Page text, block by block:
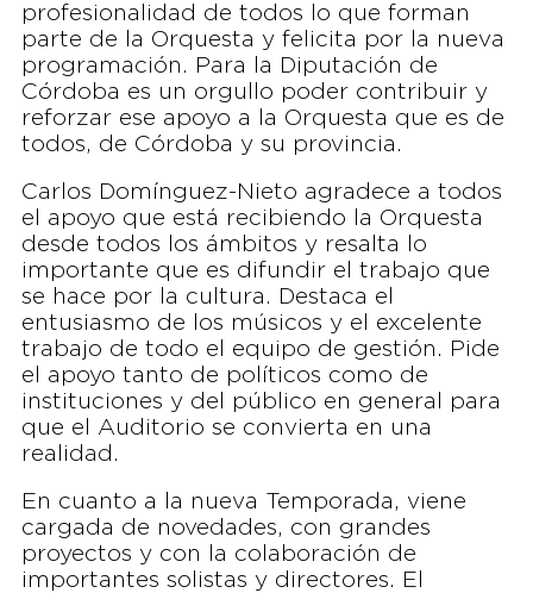
profesionalidad de todos lo que forman
parte de la Orquesta y felicita por la nueva
programación. Para la Diputación de
Córdoba es un orgullo poder contribuir y
reforzar ese apoyo a la Orquesta que es de
todos, de Córdoba y su provincia.
Carlos Domínguez-Nieto agradece a todos
el apoyo que está recibiendo la Orquesta
desde todos los ámbitos y resalta lo
importante que es difundir el trabajo que
se hace por la cultura. Destaca el
entusiasmo de los músicos y el excelente
trabajo de todo el equipo de gestión. Pide
el apoyo tanto de políticos como de
instituciones y del público en general para
que el Auditorio se convierta en una
realidad.
En cuanto a la nueva Temporada, viene
cargada de novedades, con grandes
proyectos y con la colaboración de
importantes solistas y directores. El